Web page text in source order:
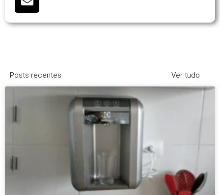
Posts recentes Ver tudo